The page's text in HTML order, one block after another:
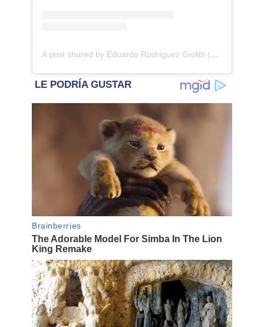
A post shared by Eduardo Rodríguez Giolitti (@edurodriguezg)